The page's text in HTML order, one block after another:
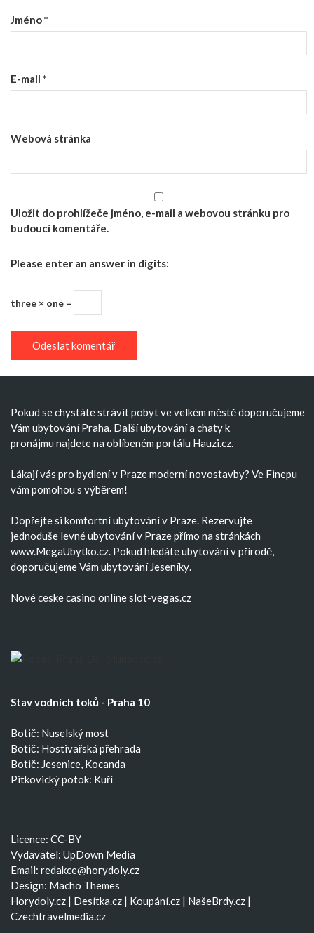
Jméno*
E-mail *
Webová stránka
Uložit do prohlížeče jméno, e-mail a webovou stránku pro
budoucí komentáře.
Please enter an answer in digits:
three × one =
Pokud se chystáte strávit pobyt ve velkém městě doporučujeme
Vám ubytování Praha. Dalšíubytovánía chaty k
pronájmu najdete na oblíbeném portálu Hauzi.cz.
Lákají vás pro bydlení v Praze modernínovostavby? Ve Finepu
vám pomohou s výběrem!
Dopřejte si komfortníubytování v Praze. Rezervujte
jednoduše levné ubytování v Prazepřímo na stránkách
www.MegaUbytko.cz. Pokud hledáte ubytování v přírodě,
doporučujeme Vám ubytování Jeseníky.
Nové ceske casino online slot-vegas.cz
Stav vodních toků - Praha 10
Botič: Nuselský most
Botič: Hostivařská přehrada
Botič: Jesenice, Kocanda
Pitkovický potok: Kuří
Licence: CC-BY
Vydavatel: UpDown Media
Email: redakce@horydoly.cz
Design: Macho Themes
Horydoly.cz | Desítka.cz | Koupání.cz | NašeBrdy.cz |
Czechtravelmedia.cz